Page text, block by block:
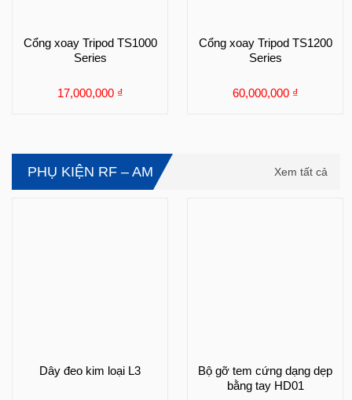
Cổng xoay Tripod TS1000
Series
17,000,000 ₫
Cổng xoay Tripod TS1200
Series
60,000,000 ₫
PHỤ KIỆN RF – AM Xem tất cả
Dây đeo kim loại L3
Bộ gỡ tem cứng dạng dẹp
bằng tay HD01